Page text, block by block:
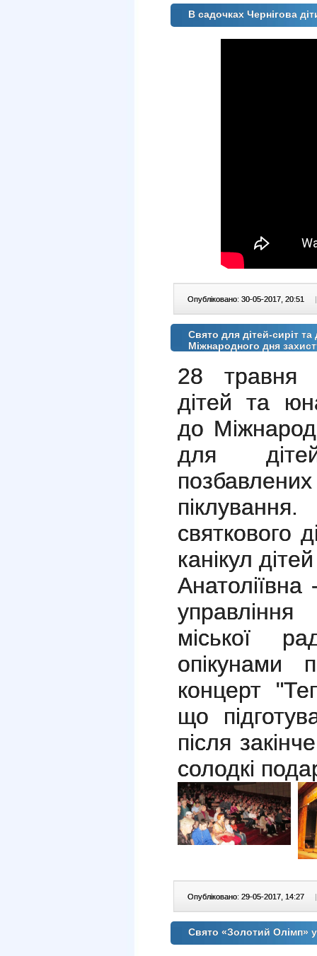
В садочках Чернігова
Опубліковано: 30-05-2017, 20:51 |
Свято для дітей-сиріт та
Міжнародного дня
28 травня
дітей та
до
для
святкового
канікул
управління
міської
опікунами
концерт
що
після
солодкі
Опубліковано: 29-05-2017, 14:27
Cвято «Золотий Олімп»